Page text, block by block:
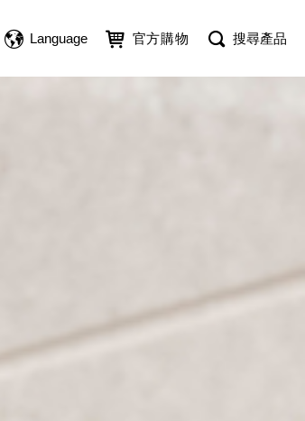
Language 官方購物 搜尋產品